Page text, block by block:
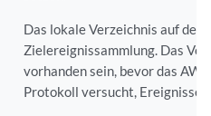
Das lokale Verzeichnis auf der
Zielereignissammlung. Das
vorhanden sein, bevor das
Protokoll versucht, Ereignisse